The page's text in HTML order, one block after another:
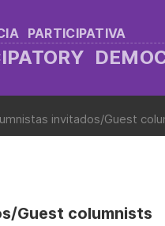
PARTICIPATIVA
invitados/Guest
Guest columnists